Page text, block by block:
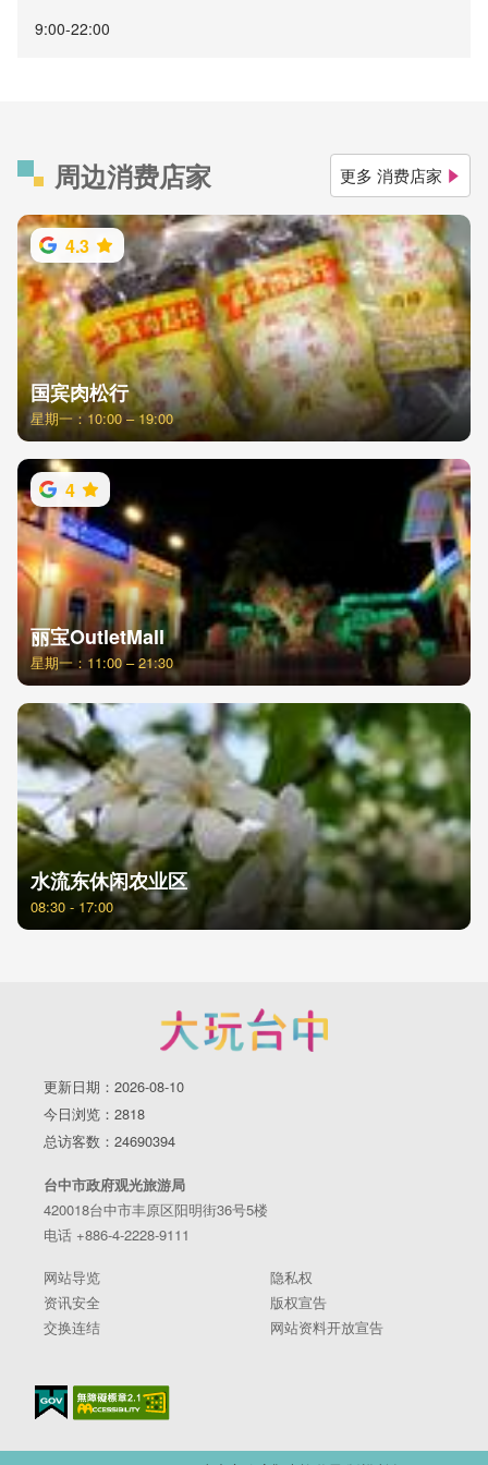
9:00-22:00
周边消费店家 更多 消费店家
4.3
国宾肉松行
星期一：10:00 – 19:00
4
丽宝OutletMall
星期一：11:00 – 21:30
水流东休闲农业区
08:30 - 17:00
更新日期：2026-08-10
今日浏览：2818
总访客数：24690394
台中市政府观光旅游局
420018台中市丰原区阳明街36号5楼
电话 +886-4-2228-9111
网站导览
隐私权
资讯安全
版权宣告
交换连结
网站资料开放宣告